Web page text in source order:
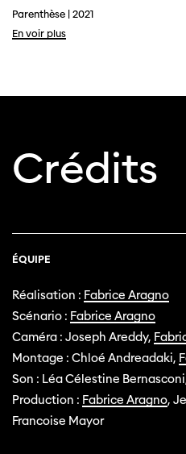
optimale avec
utiliser un
Parenthèse | 2021
En voir plus
Crédits
ÉQUIPE
Réalisation : Fabrice Aragno
Scénario : Fabrice Aragno
Caméra : Joseph Areddy,
Montage : Chloé Andreadaki,
Son : Léa Célestine
Production : Fabrice Aragno,
Francoise Mayor